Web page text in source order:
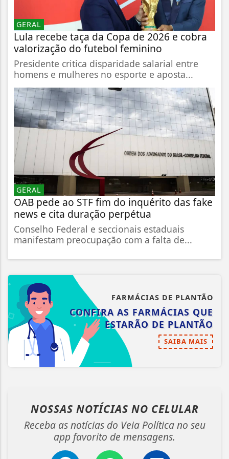
GERAL
Lula recebe taça da Copa de 2026 e cobra
valorização do futebol feminino
Presidente critica disparidade salarial entre
homens e mulheres no esporte e aposta...
GERAL
OAB pede ao STF fim do inquérito das fake
news e cita duração perpétua
Conselho Federal e seccionais estaduais
manifestam preocupação com a falta de...
FARMÁCIAS DE PLANTÃO
CONFIRA AS FARMÁCIAS QUE
ESTARÃO DE PLANTÃO
SAIBA MAIS
NOSSAS NOTÍCIAS NO CELULAR
Receba as notícias do Veia Política no seu
app favorito de mensagens.